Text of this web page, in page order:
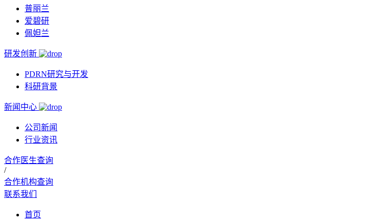
普丽兰
爱碧研
佩妲兰
研发创新
PDRN研究与开发
科研背景
新闻中心
公司新闻
行业资讯
合作医生查询
/
合作机构查询
联系我们
首页